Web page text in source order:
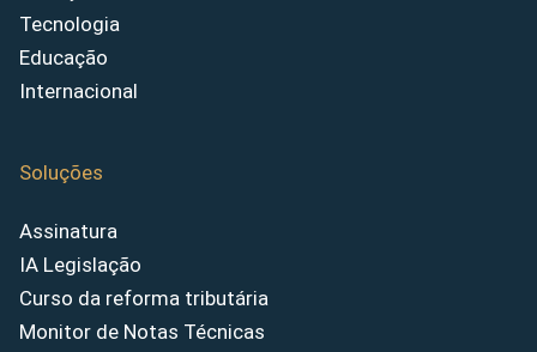
Tecnologia
Educação
Internacional
Soluções
Assinatura
IA Legislação
Curso da reforma tributária
Monitor de Notas Técnicas